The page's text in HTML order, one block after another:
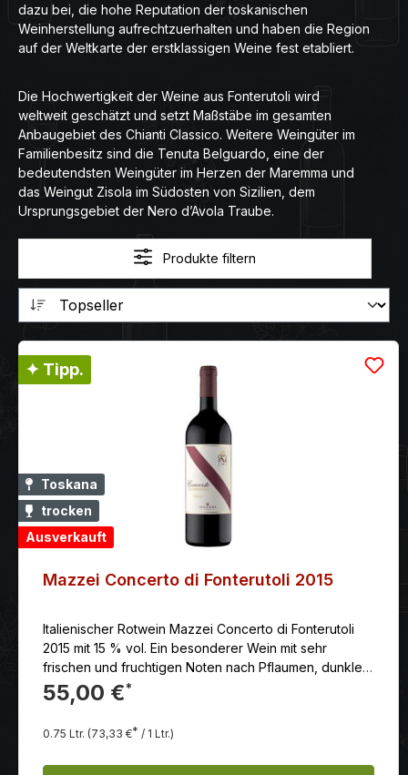
dazu bei, die hohe Reputation der toskanischen
Weinherstellung aufrechtzuerhalten und haben die Region
auf der Weltkarte der erstklassigen Weine fest etabliert.
Die Hochwertigkeit der Weine aus Fonterutoli wird
weltweit geschätzt und setzt Maßstäbe im gesamten
Anbaugebiet des Chianti Classico. Weitere Weingüter im
Familienbesitz sind die Tenuta Belguardo, eine der
bedeutendsten Weingüter im Herzen der Maremma und
das Weingut Zisola im Südosten von Sizilien, dem
Ursprungsgebiet der Nero d’Avola Traube.
Produkte filtern
✦ Tipp.
Toskana
trocken
Ausverkauft
Mazzei Concerto di Fonterutoli 2015
Italienischer Rotwein Mazzei Concerto di Fonterutoli
2015 mit 15 % vol. Ein besonderer Wein mit sehr
frischen und fruchtigen Noten nach Pflaumen, dunklen
Kirschen und verschiedenen Beeren.
55,00 €*
0.75 Ltr. (73,33 €* / 1 Ltr.)